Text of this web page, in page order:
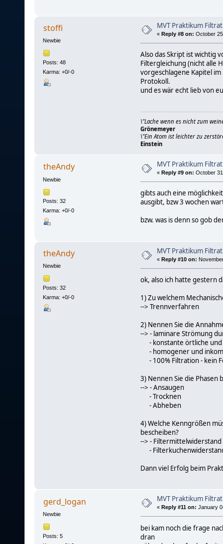
stoffi
Newbie
Posts: 48
Karma: +0/-0
MVT Praktikum
« Reply #8 on: October
Also das Skript ist wichtig
Filtergleichung (nicht alle
vorgeschlagene Kapitel
Protokoll.
und es wär echt lieb von
\"Lache wenn es nicht zum
Grönemeyer
\"Ein Atom ist leichter zu
Einstein
theAndy
Newbie
Posts: 32
Karma: +0/-0
MVT Praktikum
« Reply #9 on: October
gibts auch eine
ausgibt, bzw 3 wochen
bzw. was is denn so gob
theAndy
Newbie
Posts: 32
Karma: +0/-0
MVT Praktikum
« Reply #10 on:
ok, also ich hatte gestern
1) Zu welchem
--> Trennverfahren
2) Nennen Sie die
--> - laminare Strömung
- konstante örtliche und
- homogener und
- 100% Filtration - kein
3) Nennen Sie die
--> - Ansaugen
- Trocknen
- Abheben
4) Welche Kenngrößen
bescheiben?
--> - Filtermittelwiderstand
-
Dann viel Erfolg beim
gerd_logan
Newbie
Posts: 5
MVT Praktikum
« Reply #11 on: January
bei kam noch die frage
dran